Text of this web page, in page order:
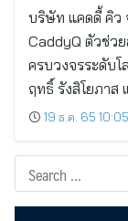
บริษัท แคดดี้ คิว
CaddyQ ตัวช่ว
ครบวงจรระดับ
ฤทธิ์ รังสิโยภา
19 ธ.ค. 65 10:05